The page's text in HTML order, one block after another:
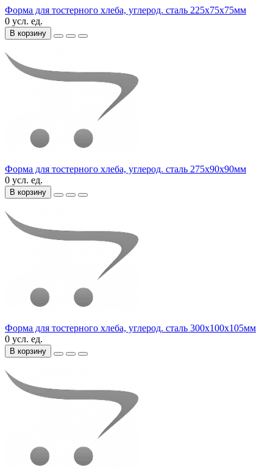
Форма для тостерного хлеба, углерод. сталь 225х75х75мм
0 усл. ед.
В корзину
Форма для тостерного хлеба, углерод. сталь 275х90х90мм
0 усл. ед.
В корзину
Форма для тостерного хлеба, углерод. сталь 300х100х105мм
0 усл. ед.
В корзину